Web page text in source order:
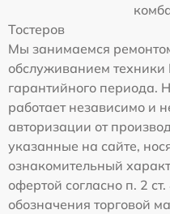
Тостеров
Мы занимаемся
обслуживанием техники
гарантийного периода.
работает независимо и
авторизации от
указанные на сайте,
ознакомительный
офертой согласно п. 2
обозначения торговой